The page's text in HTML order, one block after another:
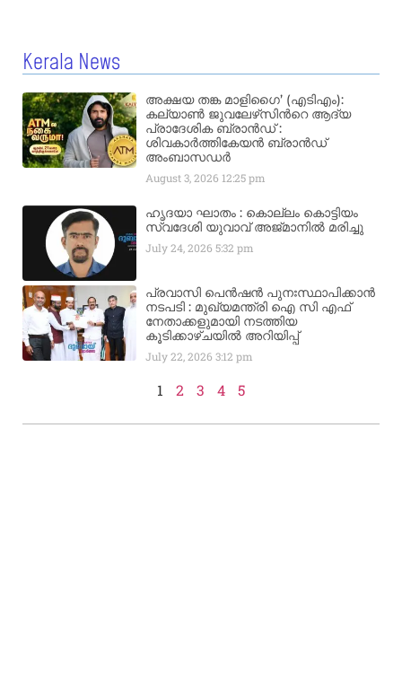
Kerala News
അക്ഷയ തങ്ക മാളിഗൈ’ (എടിഎം):
കല്യാണ്‍ ജുവലേഴ്‌സിന്‍റെ ആദ്യ
പ്രാദേശിക ബ്രാന്‍ഡ് :
ശിവകാര്‍ത്തികേയന്‍ ബ്രാന്‍ഡ്
അംബാസഡര്‍
August 3, 2026 12:25 pm
ഹൃദയാ ഘാതം : കൊല്ലം കൊട്ടിയം
സ്വദേശി യുവാവ് അജ്മാനിൽ മരിച്ചു
July 24, 20265:32 pm
പ്രവാസി പെൻഷൻ പുനഃസ്ഥാപിക്കാൻ
നടപടി : മുഖ്യമന്ത്രി ഐ സി എഫ്
നേതാക്കളുമായി നടത്തിയ
കൂടിക്കാഴ്ചയിൽ അറിയിപ്പ്
July 22, 20263:12 pm
1 2 3 4 5